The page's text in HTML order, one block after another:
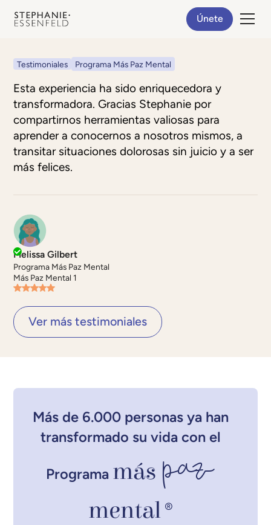
Únete
Testimoniales Programa Más Paz Mental
Esta experiencia ha sido enriquecedora y
transformadora. Gracias Stephanie por
compartirnos herramientas valiosas para
aprender a conocernos a nosotros mismos, a
transitar situaciones dolorosas sin juicio y a ser
más felices.
Melissa Gilbert
Programa Más Paz Mental
Más Paz Mental 1
Ver más testimoniales
Más de 6.000 personas ya han
transformado su vida con el
Programa más paz
mental ®